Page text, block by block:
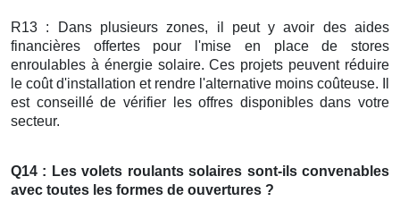
R13 : Dans plusieurs zones, il peut y avoir des aides
financières offertes pour l'mise en place de stores
enroulables à énergie solaire. Ces projets peuvent réduire
le coût d'installation et rendre l'alternative moins coûteuse. Il
est conseillé de vérifier les offres disponibles dans votre
secteur.
Q14 : Les volets roulants solaires sont-ils convenables
avec toutes les formes de ouvertures ?